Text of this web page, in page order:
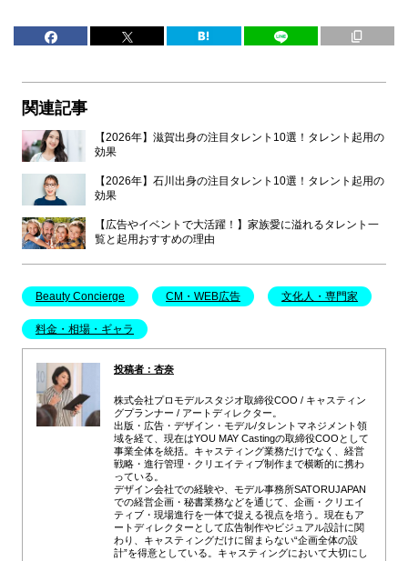
関連記事
【2026年】滋賀出身の注目タレント10選！タレント起用の
効果
【2026年】石川出身の注目タレント10選！タレント起用の
効果
【広告やイベントで大活躍！】家族愛に溢れるタレント一
覧と起用おすすめの理由
Beauty Concierge CM・WEB広告 文化人・専門家
料金・相場・ギャラ
投稿者：杏奈
株式会社プロモデルスタジオ取締役COO / キャスティン
グプランナー / アートディレクター。
出版・広告・デザイン・モデル/タレントマネジメント領
域を経て、現在はYOU MAY Castingの取締役COOとして
事業全体を統括。キャスティング業務だけでなく、経営
戦略・進行管理・クリエイティブ制作まで横断的に携わ
っている。
デザイン会社での経験や、モデル事務所SATORUJAPAN
での経営企画・秘書業務などを通じて、企画・クリエイ
ティブ・現場進行を一体で捉える視点を培う。現在もア
ートディレクターとして広告制作やビジュアル設計に関
わり、キャスティングだけに留まらない“企画全体の設
計”を得意としている。キャスティングにおいて大切にし